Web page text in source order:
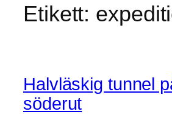
Etikett:
Halvläskig tunnel
söderut